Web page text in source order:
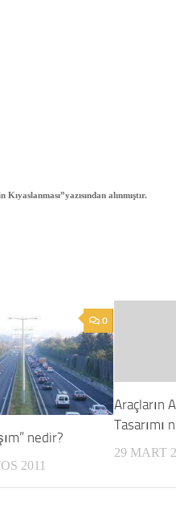
alınmıştır.
0
nedir?
2011
Araçların
Tasarımı
29 MART